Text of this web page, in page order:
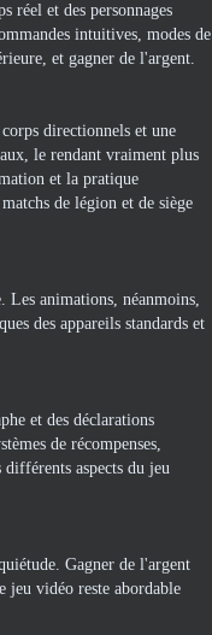
réel et des personnages
intuitives, modes de
et gagner de l'argent.
directionnels et une
le rendant vraiment plus
et la pratique
de légion et de siège
Les animations, néanmoins,
des appareils standards et
et des déclarations
de récompenses,
aspects du jeu
Gagner de l'argent
jeu vidéo reste abordable